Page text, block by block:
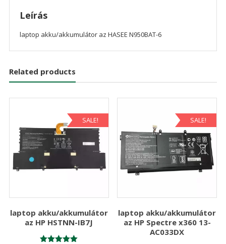
Leírás
laptop akku/akkumulátor az HASEE N950BAT-6
Related products
SALE!
laptop akku/akkumulátor
az HP HSTNN-IB7J
SALE!
laptop akku/akkumulátor
az HP Spectre x360 13-
AC033DX